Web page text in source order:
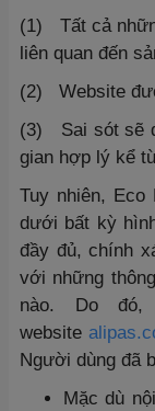
(1) Tất cả
liên quan đến
(2) Website
(3) Sai sót sẽ
gian hợp lý kể
Tuy nhiên, Eco
dưới bất kỳ
đầy đủ, chính
với những
nào. Do
website
Người dùng đã
Mặc dù